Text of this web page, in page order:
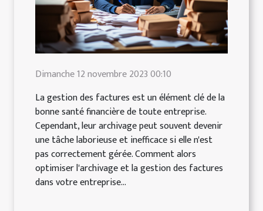
Dimanche 12 novembre 2023 00:10
La gestion des factures est un élément clé de la
bonne santé financière de toute entreprise.
Cependant, leur archivage peut souvent devenir
une tâche laborieuse et inefficace si elle n'est
pas correctement gérée. Comment alors
optimiser l'archivage et la gestion des factures
dans votre entreprise...